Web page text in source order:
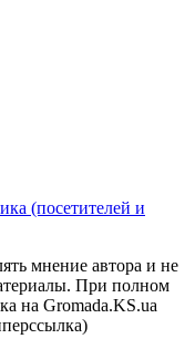
мнение автора и не
При полном
на Gromada.KS.ua